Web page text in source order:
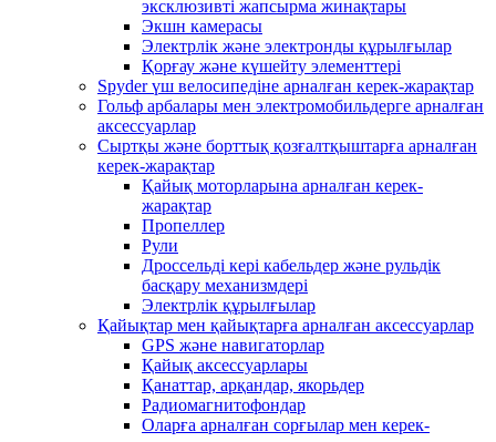
эксклюзивті жапсырма жинақтары
Экшн камерасы
Электрлік және электронды құрылғылар
Қорғау және күшейту элементтері
Spyder үш велосипедіне арналған керек-жарақтар
Гольф арбалары мен электромобильдерге арналған
аксессуарлар
Сыртқы және борттық қозғалтқыштарға арналған
керек-жарақтар
Қайық моторларына арналған керек-
жарақтар
Пропеллер
Рули
Дроссельді кері кабельдер және рульдік
басқару механизмдері
Электрлік құрылғылар
Қайықтар мен қайықтарға арналған аксессуарлар
GPS және навигаторлар
Қайық аксессуарлары
Қанаттар, арқандар, якорьдер
Радиомагнитофондар
Оларға арналған сорғылар мен керек-